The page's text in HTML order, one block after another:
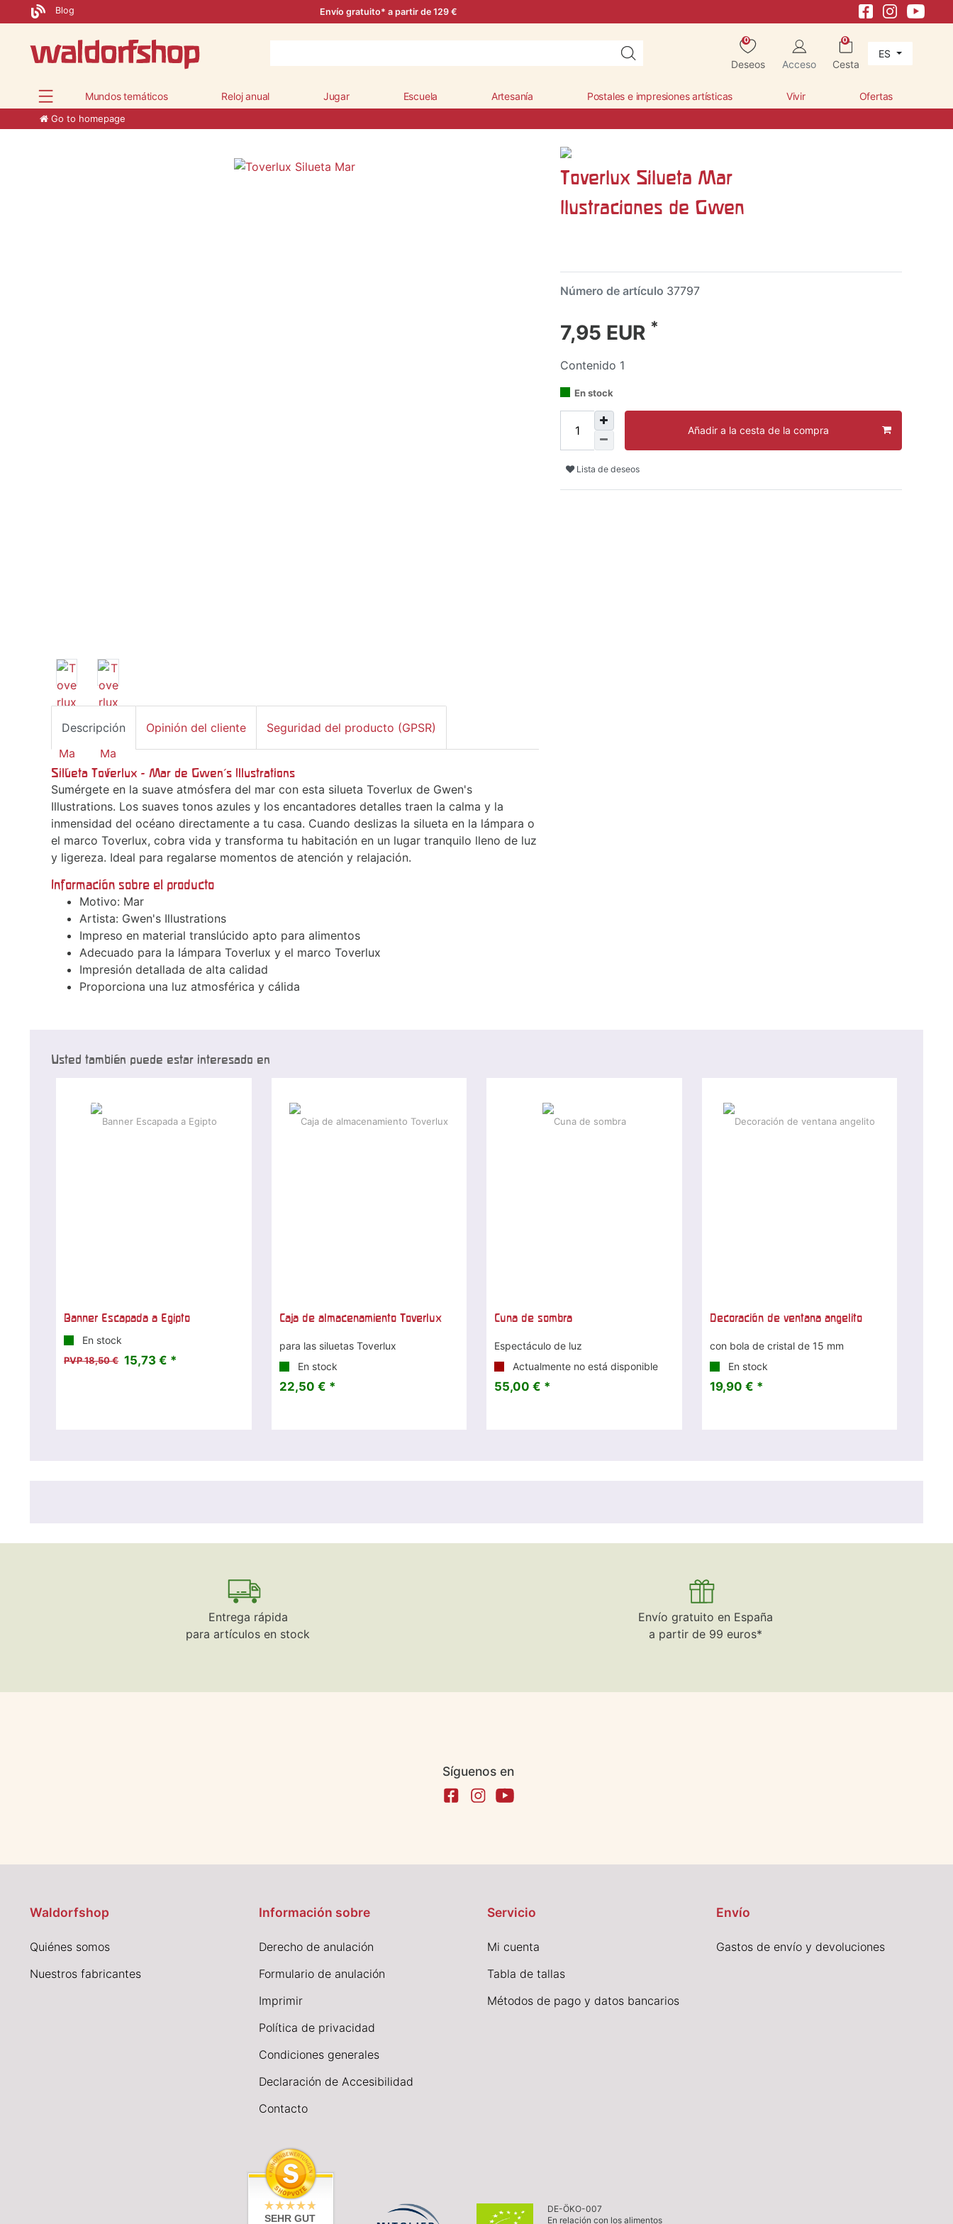
Blog Envío gratuito* a partir de 129 €
0
Deseos Acceso
0
Cesta
ES
Mundos temáticos Reloj anual Jugar Escuela Artesanía Postales e impresiones artísticas Vivir Ofertas
Go to homepage
Toverlux Silueta Mar
Ilustraciones de Gwen
Número de artículo 37797
7,95 EUR *
Contenido 1
En stock
Añadir a la cesta de la compra
Lista de deseos
Descripción Opinión del cliente Seguridad del producto (GPSR)
Silueta Toverlux - Mar de Gwen's Illustrations
Sumérgete en la suave atmósfera del mar con esta silueta Toverlux de Gwen's
Illustrations. Los suaves tonos azules y los encantadores detalles traen la calma y la
inmensidad del océano directamente a tu casa. Cuando deslizas la silueta en la lámpara o
el marco Toverlux, cobra vida y transforma tu habitación en un lugar tranquilo lleno de luz
y ligereza. Ideal para regalarse momentos de atención y relajación.
Información sobre el producto
Motivo: Mar
Artista: Gwen's Illustrations
Impreso en material translúcido apto para alimentos
Adecuado para la lámpara Toverlux y el marco Toverlux
Impresión detallada de alta calidad
Proporciona una luz atmosférica y cálida
Usted también puede estar interesado en
-15 %
Banner Escapada a Egipto
En stock
PVP 18,50 € 15,73 € *
Caja de almacenamiento Toverlux
para las siluetas Toverlux
En stock
22,50 € *
Cuna de sombra
Espectáculo de luz
Actualmente no está disponible
55,00 € *
Decoración de ventana angelito
con bola de cristal de 15 mm
En stock
19,90 € *
Entrega rápida
para artículos en stock
Envío gratuito en España
a partir de 99 euros*
Síguenos en
Waldorfshop
Quiénes somos
Nuestros fabricantes
Información sobre
Derecho de anulación
Formulario de anulación
Imprimir
Política de privacidad
Condiciones generales
Declaración de Accesibilidad
Contacto
Servicio
Mi cuenta
Tabla de tallas
Métodos de pago y datos bancarios
Envío
Gastos de envío y devoluciones
SEHR GUT
DE-ÖKO-007
En relación con los alimentos